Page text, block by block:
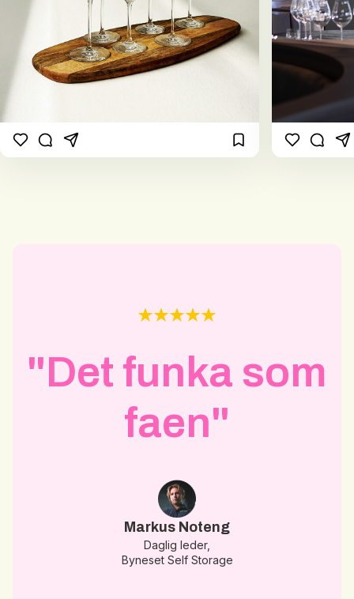
"Det funka som
faen"
Markus Noteng
Daglig leder,
Byneset Self Storage